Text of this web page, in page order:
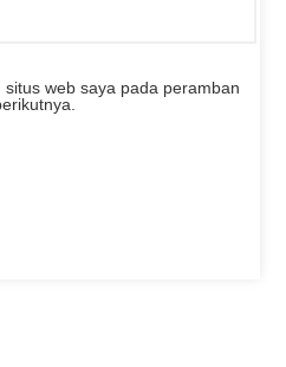
web saya pada peramban